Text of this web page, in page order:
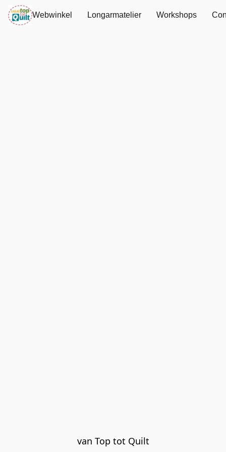
Webwinkel Longarmatelier Workshops
van Top tot Quilt